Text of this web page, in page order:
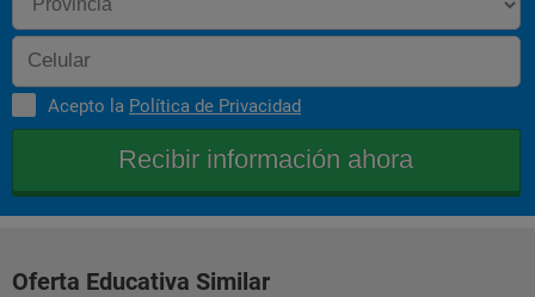
Acepto la Política de Privacidad
Oferta Educativa Similar